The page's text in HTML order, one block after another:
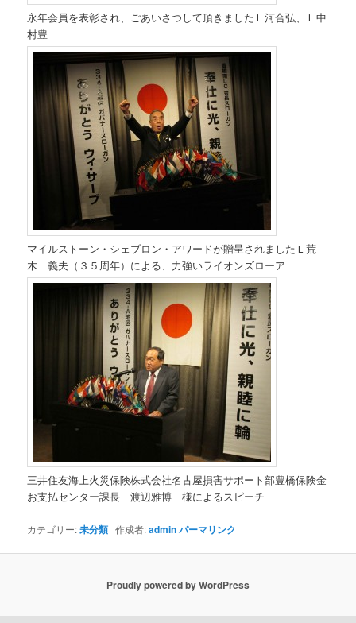
永年会員を表彰され、ごあいさつして頂きましたＬ河合弘、Ｌ中
村豊
マイルストーン・シェブロン・アワードが贈呈されましたＬ荒
木 義夫（３５周年）による、力強いライオンズローア
三井住友海上火災保険株式会社名古屋損害サポート部豊橋保険金
お支払センター課長 渡辺雅博 様によるスピーチ
カテゴリー:未分類 作成者:adminパーマリンク
Proudly powered by WordPress